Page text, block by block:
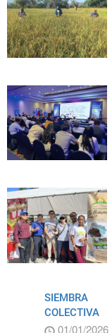
SIEMBRA
COLECTIVA
01/01/2026